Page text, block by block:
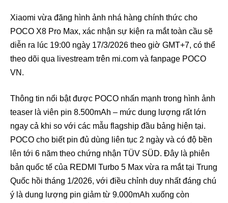
Xiaomi vừa đăng hình ảnh nhá hàng chính thức cho
POCO X8 Pro Max, xác nhận sự kiện ra mắt toàn cầu sẽ
diễn ra lúc 19:00 ngày 17/3/2026 theo giờ GMT+7, có thể
theo dõi qua livestream trên mi.com và fanpage POCO
VN.
Thông tin nổi bật được POCO nhấn mạnh trong hình ảnh
teaser là viên pin 8.500mAh – mức dung lượng rất lớn
ngay cả khi so với các mẫu flagship đầu bảng hiện tại.
POCO cho biết pin đủ dùng liên tục 2 ngày và có độ bền
lên tới 6 năm theo chứng nhận TÜV SÜD. Đây là phiên
bản quốc tế của REDMI Turbo 5 Max vừa ra mắt tại Trung
Quốc hồi tháng 1/2026, với điều chỉnh duy nhất đáng chú
ý là dung lượng pin giảm từ 9.000mAh xuống còn